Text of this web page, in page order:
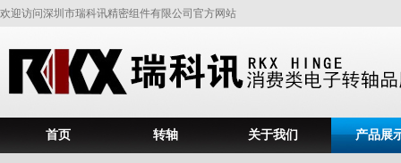
欢迎访问深圳市瑞科讯精密组件有限公司官方网站
首页 转轴 关于我们 产品展